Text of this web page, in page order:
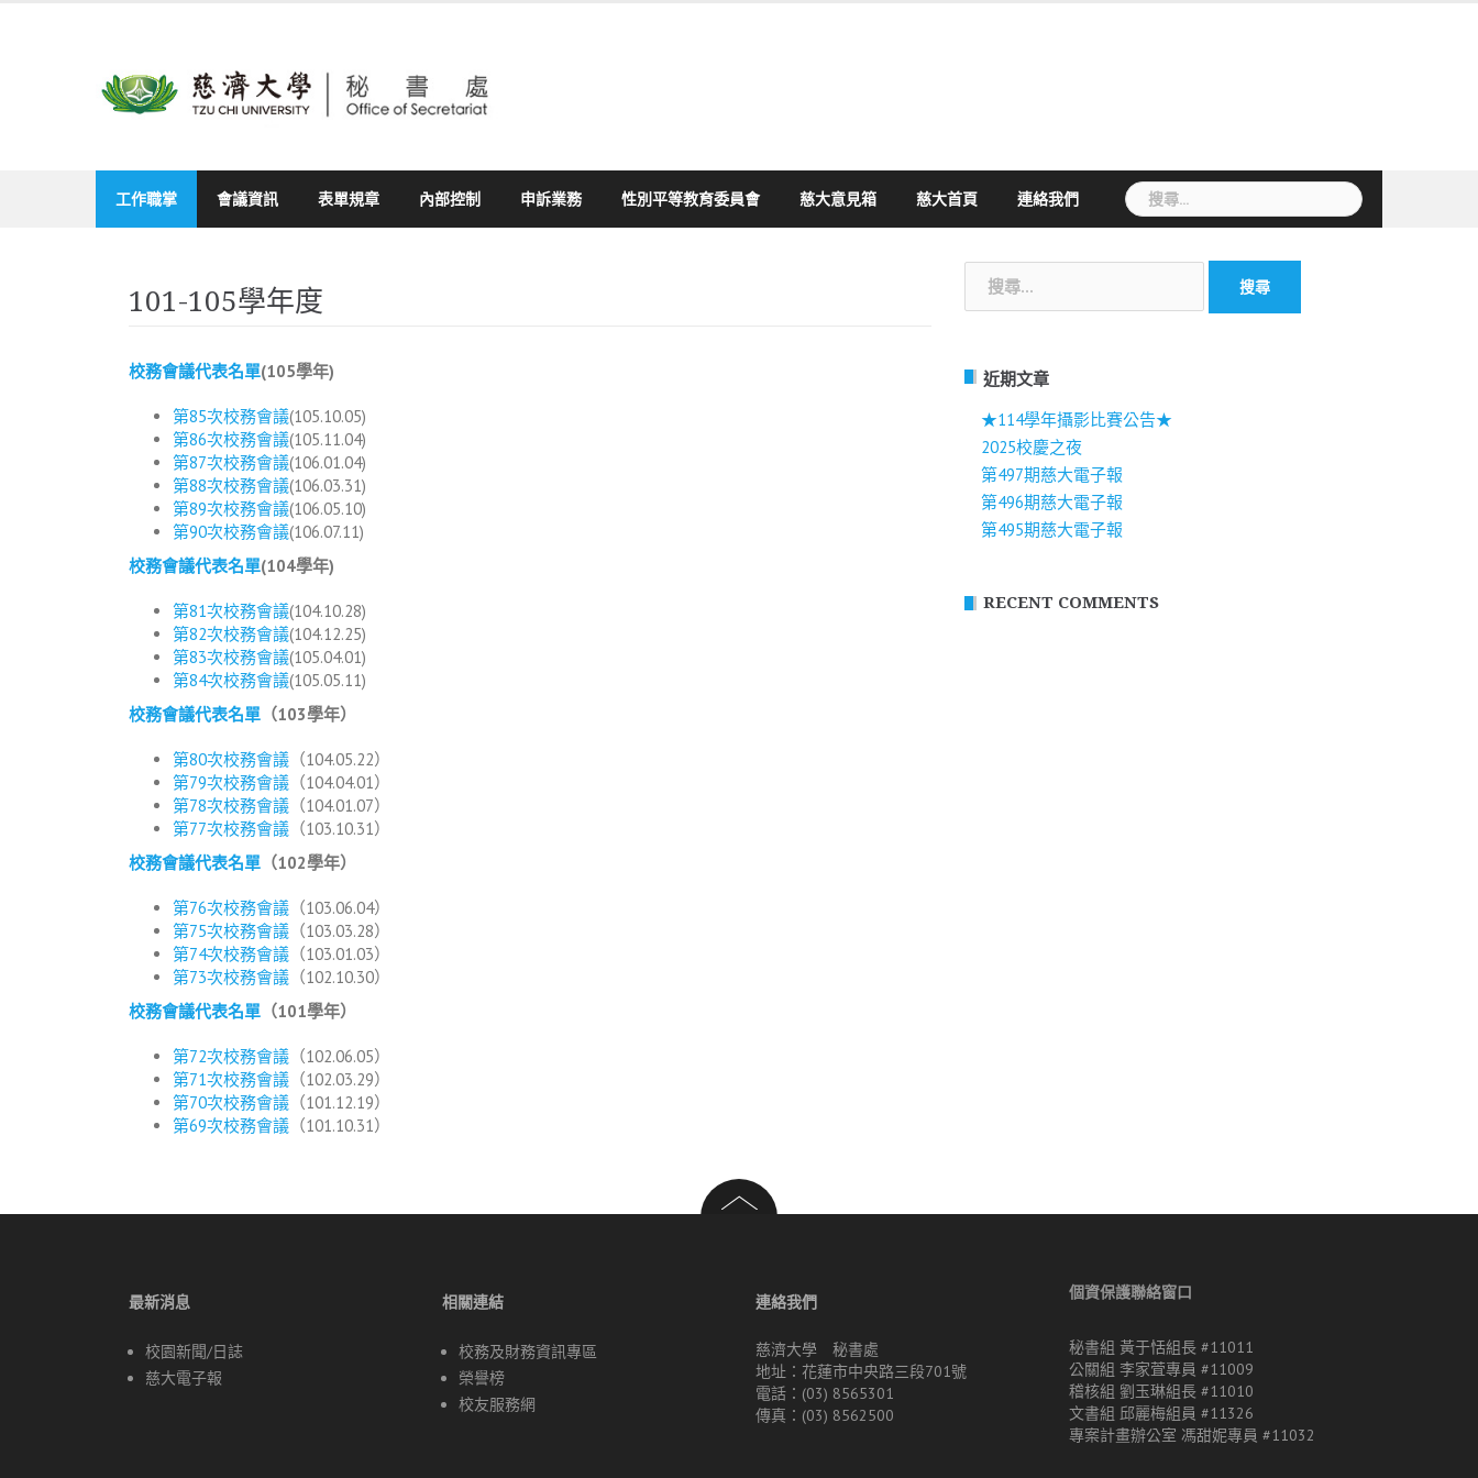
工作職掌 會議資訊 表單規章 內部控制 申訴業務 性別平等教育委員會 慈大意見箱 慈大首頁 連絡我們
搜
尋
鍵
101-105學年度
校務會議代表名單(105學年)
第85次校務會議(105.10.05)
第86次校務會議(105.11.04)
第87次校務會議(106.01.04)
第88次校務會議(106.03.31)
第89次校務會議(106.05.10)
第90次校務會議(106.07.11)
校務會議代表名單(104學年)
第81次校務會議(104.10.28)
第82次校務會議(104.12.25)
第83次校務會議(105.04.01)
第84次校務會議(105.05.11)
校務會議代表名單 （103學年）
第80次校務會議 （104.05.22）
第79次校務會議 （104.04.01）
第78次校務會議 （104.01.07）
第77次校務會議 （103.10.31）
校務會議代表名單 （102學年）
第76次校務會議 （103.06.04）
第75次校務會議 （103.03.28）
第74次校務會議 （103.01.03）
第73次校務會議 （102.10.30）
校務會議代表名單 （101學年）
第72次校務會議 （102.06.05）
第71次校務會議 （102.03.29）
第70次校務會議 （101.12.19）
第69次校務會議 （101.10.31）
關
近期文章
★114學年攝影比賽公告★
2025校慶之夜
第497期慈大電子報
第496期慈大電子報
第495期慈大電子報
RECENT COMMENTS
最新消息
校園新聞/日誌
慈大電子報
相關連結
校務及財務資訊專區
榮譽榜
校友服務網
連絡我們
慈濟大學 秘書處
地址：花蓮市中央路三段701號
電話：(03) 8565301
傳真：(03) 8562500
個資保護聯絡窗口
秘書組 黃于恬組長 #11011
公關組 李家萓專員 #11009
稽核組 劉玉琳組長 #11010
文書組 邱麗梅組員 #11326
專案計畫辦公室 馮甜妮專員 #11032